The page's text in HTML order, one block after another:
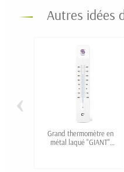
Autres idées
Grand thermomètre en
métal laqué "GIANT"
‹